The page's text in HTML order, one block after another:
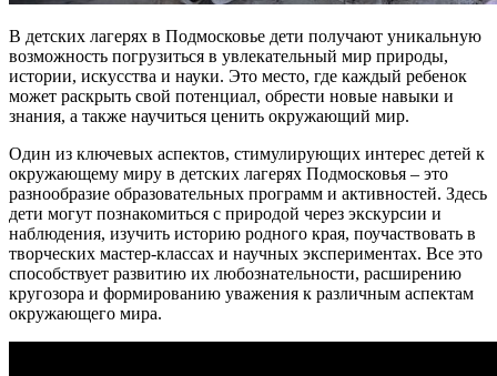
В детских лагерях в Подмосковье дети получают уникальную
возможность погрузиться в увлекательный мир природы,
истории, искусства и науки. Это место, где каждый ребенок
может раскрыть свой потенциал, обрести новые навыки и
знания, а также научиться ценить окружающий мир.
Один из ключевых аспектов, стимулирующих интерес детей к
окружающему миру в детских лагерях Подмосковья – это
разнообразие образовательных программ и активностей. Здесь
дети могут познакомиться с природой через экскурсии и
наблюдения, изучить историю родного края, поучаствовать в
творческих мастер-классах и научных экспериментах. Все это
способствует развитию их любознательности, расширению
кругозора и формированию уважения к различным аспектам
окружающего мира.